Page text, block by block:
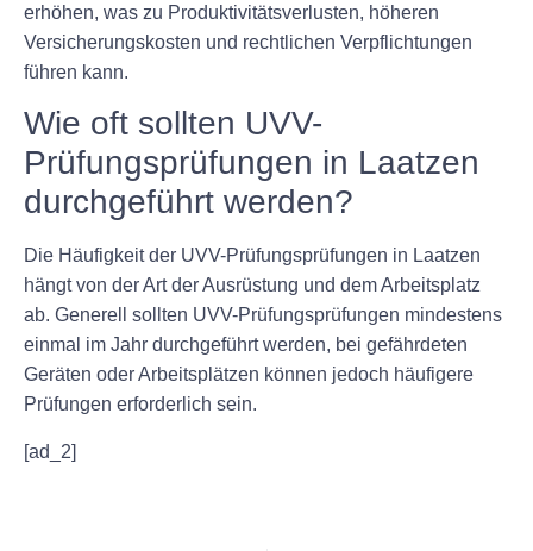
erhöhen, was zu Produktivitätsverlusten, höheren
Versicherungskosten und rechtlichen Verpflichtungen
führen kann.
Wie oft sollten UVV-
Prüfungsprüfungen in Laatzen
durchgeführt werden?
Die Häufigkeit der UVV-Prüfungsprüfungen in Laatzen
hängt von der Art der Ausrüstung und dem Arbeitsplatz
ab. Generell sollten UVV-Prüfungsprüfungen mindestens
einmal im Jahr durchgeführt werden, bei gefährdeten
Geräten oder Arbeitsplätzen können jedoch häufigere
Prüfungen erforderlich sein.
[ad_2]